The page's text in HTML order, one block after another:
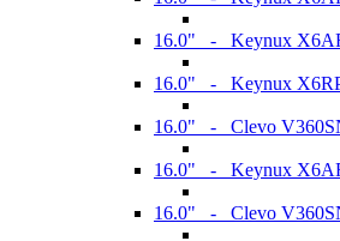
16.0" - Keynux
16.0" - Keynux
16.0" - Clevo
16.0" - Keynux
16.0" - Clevo